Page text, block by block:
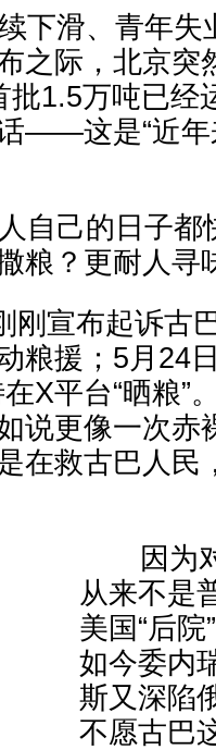
滑、青年失
之际，北京突
批1.5万吨已经
——这是“近年
己的日子都
粮？更耐人寻
宣布起诉古巴
粮援；5月24
X平台“晒粮”
说更像一次赤
在救古巴人民
因为对
从来不是
美国“后
如今委内
斯又深陷
不愿古巴